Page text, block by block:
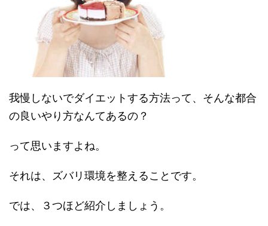
我慢しないでダイエットする方法って、そんな都合
の良いやり方なんてあるの？
って思いますよね。
それは、ズバリ環境を整えることです。
では、３つほど紹介しましょう。